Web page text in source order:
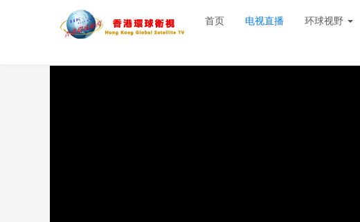
首页 电视直播 环球视野